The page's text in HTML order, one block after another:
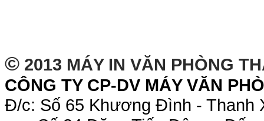
© 2013 MÁY IN VĂN PHÒNG
CÔNG TY CP-DV MÁY VĂN
Đ/c: Số 65 Khương Đình - Thanh